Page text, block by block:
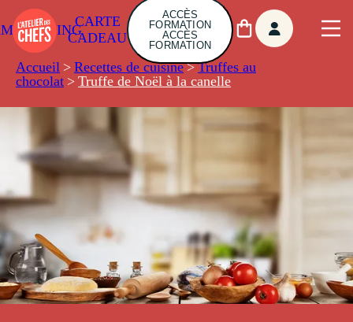
CARTE
CADEAU
ACCÈS
FORMATION
ACCÈS
FORMATION
Accueil > Recettes de cuisine > Truffes au
chocolat > Truffe de Noël à la canelle